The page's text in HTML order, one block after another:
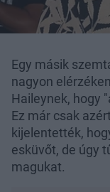
Egy másik
nagyon
Haileynek, hogy
Ez már csak
kijelentették,
esküvőt, de úgy
magukat.